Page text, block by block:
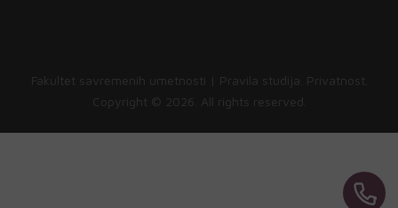
Fakultet savremenih umetnosti | Pravila studija Privatnost
Copyright © 2026. All rights reserved.